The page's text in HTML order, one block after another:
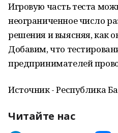
Игровую часть теста
неограниченное число
решения и выясняя, как
Добавим, что
предпринимателей
Источник - Республика
Читайте нас